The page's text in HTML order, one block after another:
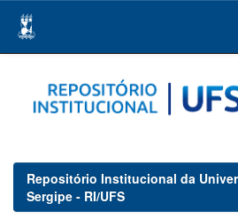
navigation
Repositório Institucional da
Sergipe - RI/UFS